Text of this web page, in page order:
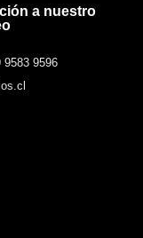
a nuestro
9583 9596